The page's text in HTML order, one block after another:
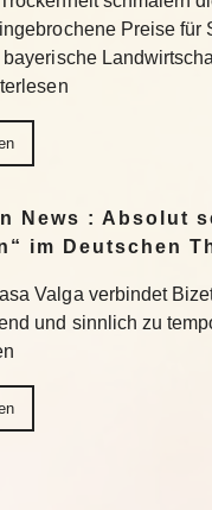
Preise für
bayerische
News : Absolut
im Deutschen
Valga verbindet
und sinnlich zu